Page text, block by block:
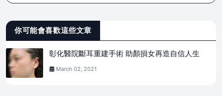
你可能會喜歡這些文章
彰化醫院斷耳重建手術 助顏損女再造自信人生
March 02, 2021